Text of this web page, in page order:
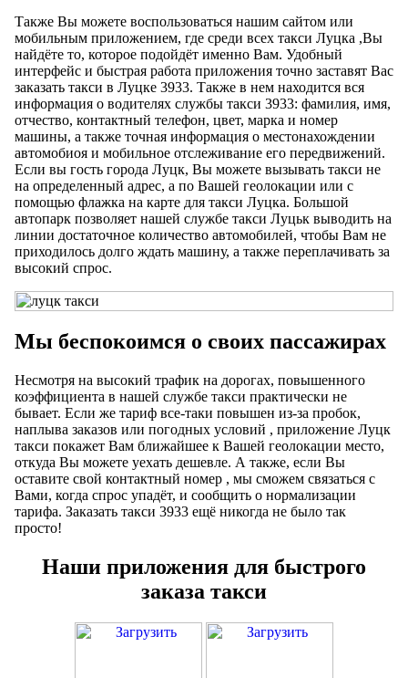
Также Вы можете воспользоваться нашим сайтом или
мобильным приложением, где среди всех такси Луцка ,Вы
найдёте то, которое подойдёт именно Вам. Удобный
интерфейс и быстрая работа приложения точно заставят Вас
заказать такси в Луцке 3933. Также в нем находится вся
информация о водителях службы такси 3933: фамилия, имя,
отчество, контактный телефон, цвет, марка и номер
машины, а также точная информация о местонахождении
автомобиоя и мобильное отслеживание его передвижений.
Если вы гость города Луцк, Вы можете вызывать такси не
на определенный адрес, а по Вашей геолокации или с
помощью флажка на карте для такси Луцка. Большой
автопарк позволяет нашей службе такси Луцьк выводить на
линии достаточное количество автомобилей, чтобы Вам не
приходилось долго ждать машину, а также переплачивать за
высокий спрос.
Мы беспокоимся о своих пассажирах
Несмотря на высокий трафик на дорогах, повышенного
коэффициента в нашей службе такси практически не
бывает. Если же тариф все-таки повышен из-за пробок,
наплыва заказов или погодных условий , приложение Луцк
такси покажет Вам ближайшее к Вашей геолокации место,
откуда Вы можете уехать дешевле. А также, если Вы
оставите свой контактный номер , мы сможем связаться с
Вами, когда спрос упадёт, и сообщить о нормализации
тарифа. Заказать такси 3933 ещё никогда не было так
просто!
Наши приложения для быстрого
заказа такси